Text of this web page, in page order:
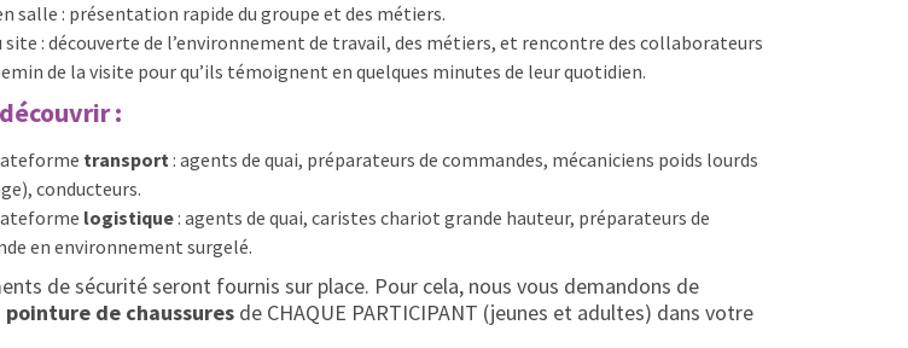
salle : présentation rapide du groupe et des métiers.
site : découverte de l’environnement de travail, des métiers, et rencontre des collaborateurs
de la visite pour qu’ils témoignent en quelques minutes de leur quotidien.
:
transport: agents de quai, préparateurs de commandes, mécaniciens poids lourds
conducteurs.
logistique: agents de quai, caristes chariot grande hauteur, préparateurs de
en environnement surgelé.
de sécurité seront fournis sur place. Pour cela, nous vous demandons de
pointure de chaussures de CHAQUE PARTICIPANT (jeunes et adultes) dans votre